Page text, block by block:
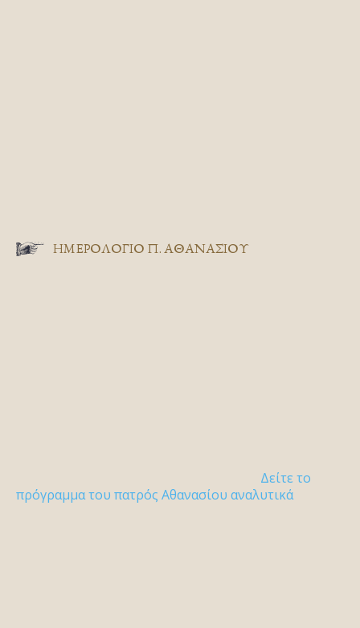
ΗΜΕΡΟΛΟΓΙΟ Π. ΑΘΑΝΑΣΙΟΥ
Δείτε το
πρόγραμμα του πατρός Αθανασίου αναλυτικά